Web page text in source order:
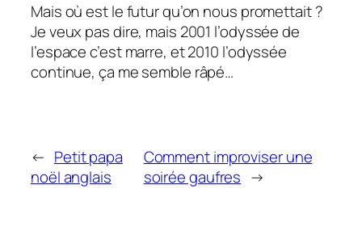
Mais où est le futur qu’on nous promettait ?
Je veux pas dire, mais 2001 l’odyssée de
l’espace c’est marre, et 2010 l’odyssée
continue, ça me semble râpé…
← Petit papa
noël anglais
Comment improviser une
soirée gaufres →